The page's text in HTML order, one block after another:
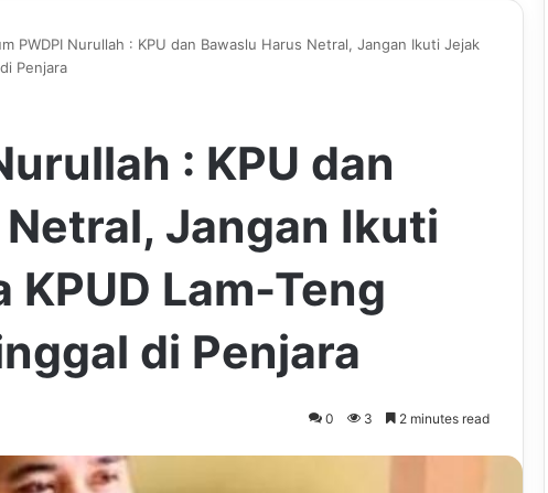
PWDPI Nurullah : KPU dan Bawaslu Harus Netral, Jangan Ikuti Jejak
Penjara
: KPU dan
Jangan Ikuti
KPUD Lam-Teng
di Penjara
0 3 2 minutes read